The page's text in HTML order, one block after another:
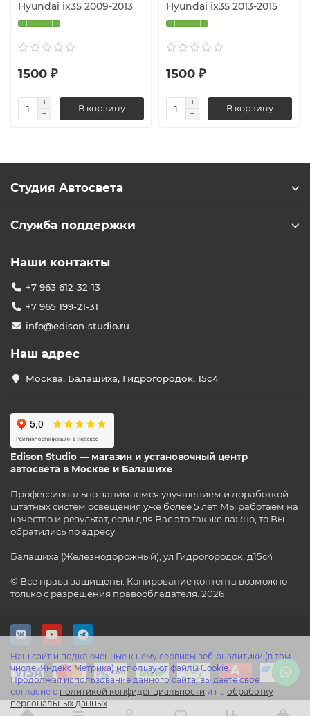
Hyundai ix35 2009-2013
1500 ₽
В корзину
Hyundai ix35 2013-2015
1500 ₽
В корзину
Наш сайт и подключенные к нему сервисы веб-аналитики (в том
числе, Яндекс Метрика) используют файлы Cookie.
Продолжая использование данного сайта, вы даете свое
согласие с политикой конфиденциальности и на обработку
персональных данных.
Студия Автосвета
Служба поддержки
Наши контакты
+7 963 612-32-13
+7 965 199-21-31
info@edison-studio.ru
Наш адрес
Москва, Балашиха, Гидрогородок, 15с4
Edison Studio — магазин и установочный центр
автосвета в Москве и Балашихе
Профессионально занимаемся улучшением и доработкой
штатных систем освещения уже более 5 лет. Мы работаем на
качество и результат, если для Вас это так же важно, то Вы
обратились по адресу.
Балашиха (Железнодорожный), ул Гидрогородок, д15с4
© Все права защищены. Копирование контента возможно
только с разрешения правообладателя. 2026